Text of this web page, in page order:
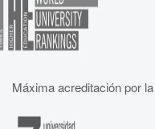
Máxima acreditación por